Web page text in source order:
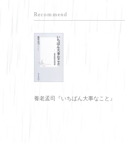
Recommend
養老孟司『いちばん大事なこと』